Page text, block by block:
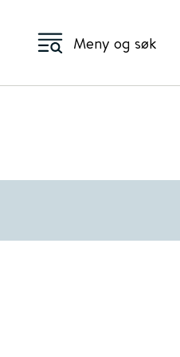
Meny og søk